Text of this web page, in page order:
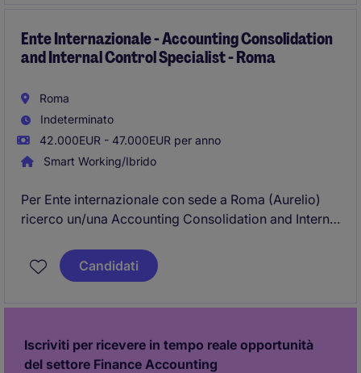
Ente Internazionale - Accounting Consolidation
and Internal Control Specialist - Roma
Roma
Indeterminato
42.000EUR - 47.000EUR per anno
Smart Working/Ibrido
Per Ente internazionale con sede a Roma (Aurelio)
ricerco un/una Accounting Consolidation and Internal
Candidati
Iscriviti per ricevere in tempo reale opportunità
del settore Finance Accounting